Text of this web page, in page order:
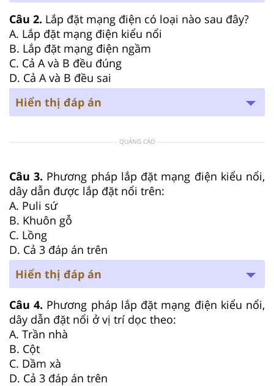
Câu 2. Lắp đặt mạng điện có loại nào sau đây?
A. Lắp đặt mạng điện kiểu nổi
B. Lắp đặt mạng điện ngầm
C. Cả A và B đều đúng
D. Cả A và B đều sai
Hiển thị đáp án
QUẢNG CÁO
Câu 3. Phương pháp lắp đặt mạng điện kiểu nổi,
dây dẫn được lắp đặt nổi trên:
A. Puli sứ
B. Khuôn gỗ
C. Lồng
D. Cả 3 đáp án trên
Hiển thị đáp án
Câu 4. Phương pháp lắp đặt mạng điện kiểu nổi,
dây dẫn đặt nổi ở vị trí dọc theo:
A. Trần nhà
B. Cột
C. Dầm xà
D. Cả 3 đáp án trên